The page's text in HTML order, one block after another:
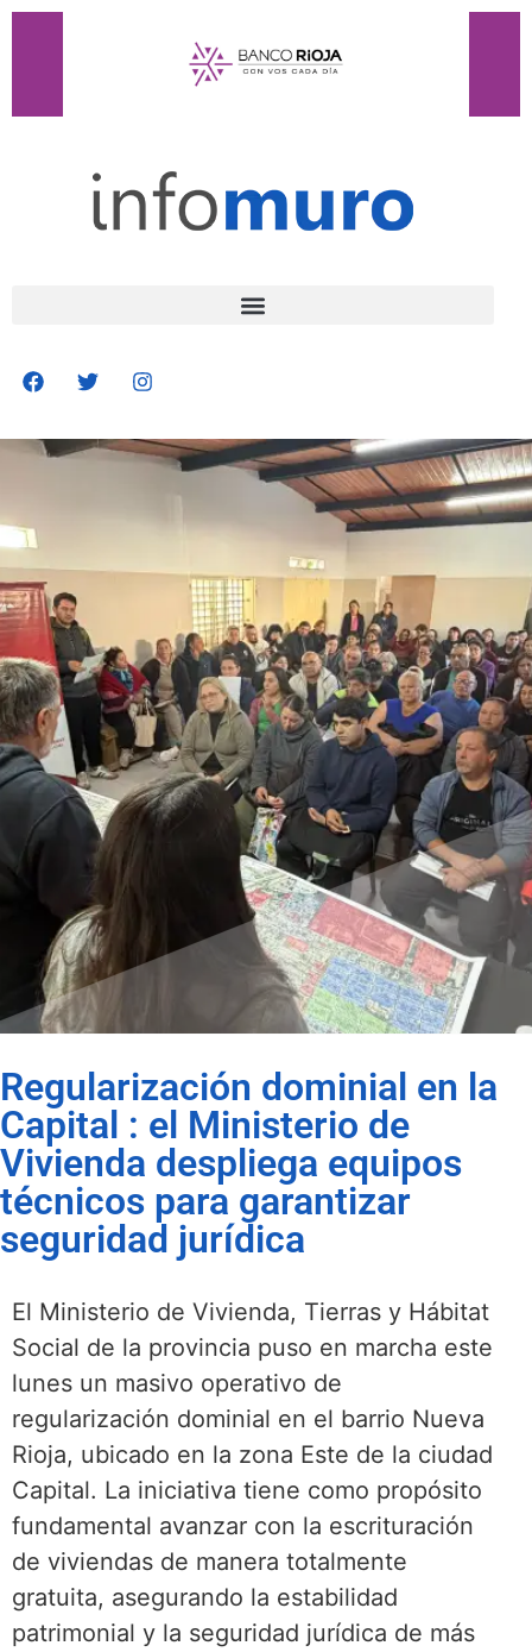
Regularización dominial en la
Capital : el Ministerio de
Vivienda despliega equipos
técnicos para garantizar
seguridad jurídica
El Ministerio de Vivienda, Tierras y Hábitat
Social de la provincia puso en marcha este
lunes un masivo operativo de
regularización dominial en el barrio Nueva
Rioja, ubicado en la zona Este de la ciudad
Capital. La iniciativa tiene como propósito
fundamental avanzar con la escrituración
de viviendas de manera totalmente
gratuita, asegurando la estabilidad
patrimonial y la seguridad jurídica de más